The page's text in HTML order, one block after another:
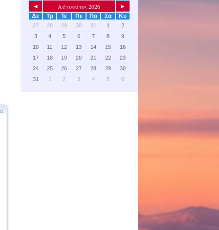
◄ Αύγουστος 2026
►
Δε
Τρ Τε Πε Πα Σα Κυ
27 28 29 30 31 1
2
3
4 5 6 7 8
9
10
11 12 13 14 15
16
17
18 19 20 21 22
23
24
25 26 27 28 29
30
31
1 2 3 4 5 6